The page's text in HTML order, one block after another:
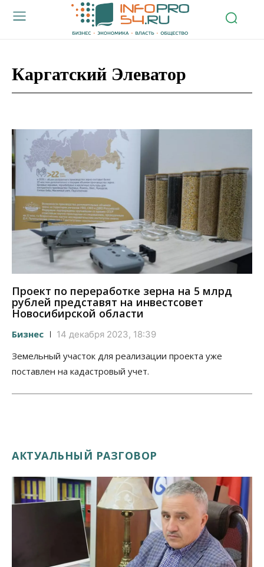
Каргатский Элеватор
Проект по переработке зерна на 5 млрд
рублей представят на инвестсовет
Новосибирской области
Бизнес 14 декабря 2023, 18:39
Земельный участок для реализации проекта уже
поставлен на кадастровый учет.
АКТУАЛЬНЫЙ РАЗГОВОР